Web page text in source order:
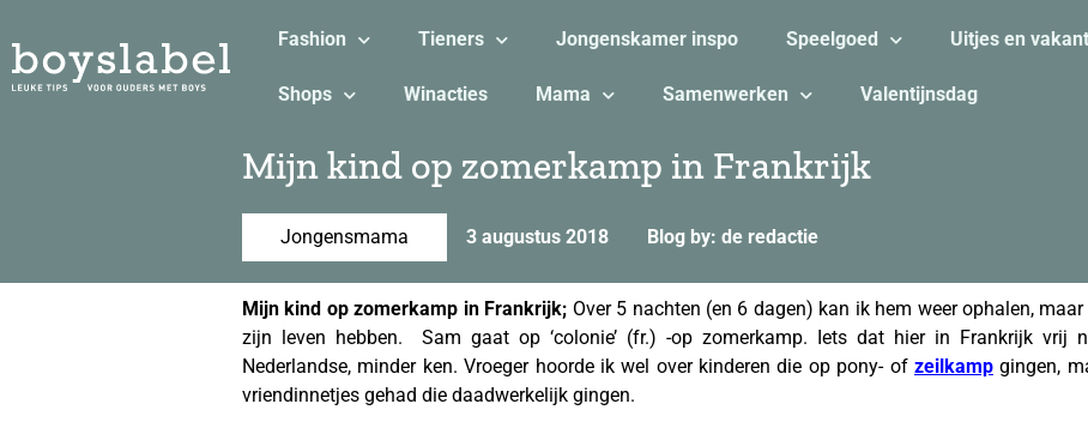
Fashion Tieners Jongenskamer inspo Speelgoed Uitjes en
Shops Winacties Mama Samenwerken Valentijnsdag
Mijn kind op zomerkamp in Frankrijk
Jongensmama 3 augustus 2018 Blog by: de redactie
Mijn kind op zomerkamp in Frankrijk; Over 5 nachten (en 6 dagen) kan ik hem weer ophalen,
zijn leven hebben. Sam gaat op ‘colonie’ (fr.) -op zomerkamp. Iets dat hier in Frankrijk vrij
Nederlandse, minder ken. Vroeger hoorde ik wel over kinderen die op pony- of zeilkampgingen,
vriendinnetjes gehad die daadwerkelijk gingen.